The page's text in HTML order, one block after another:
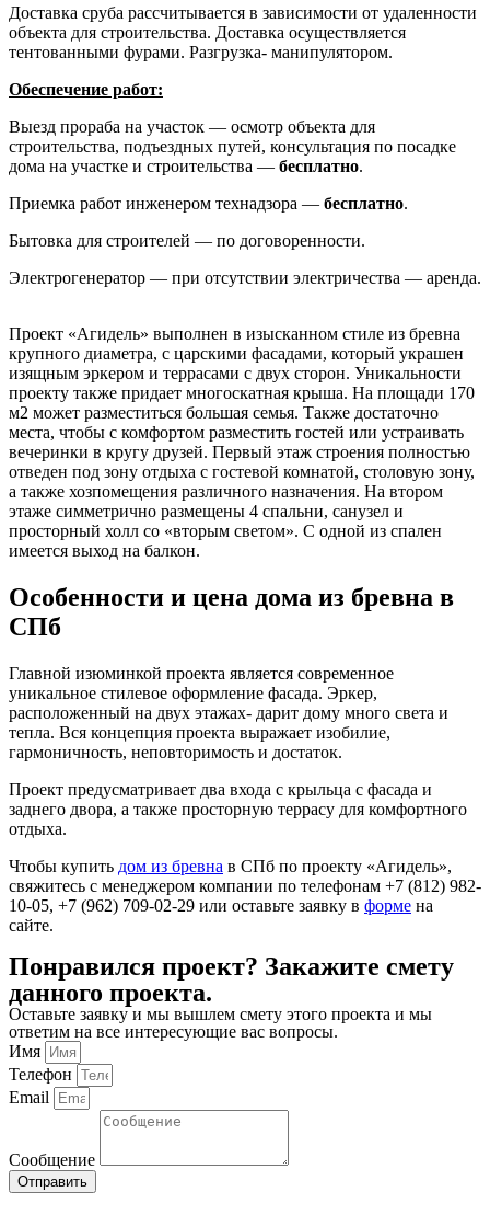
Доставка сруба рассчитывается в зависимости от удаленности
объекта для строительства. Доставка осуществляется
тентованными фурами. Разгрузка- манипулятором.
Обеспечение работ:
Выезд прораба на участок — осмотр объекта для
строительства, подъездных путей, консультация по посадке
дома на участке и строительства — бесплатно.
Приемка работ инженером технадзора — бесплатно.
Бытовка для строителей — по договоренности.
Электрогенератор — при отсутствии электричества — аренда.
Проект «Агидель» выполнен в изысканном стиле из бревна
крупного диаметра, с царскими фасадами, который украшен
изящным эркером и террасами с двух сторон. Уникальности
проекту также придает многоскатная крыша. На площади 170
м2 может разместиться большая семья. Также достаточно
места, чтобы с комфортом разместить гостей или устраивать
вечеринки в кругу друзей. Первый этаж строения полностью
отведен под зону отдыха с гостевой комнатой, столовую зону,
а также хозпомещения различного назначения. На втором
этаже симметрично размещены 4 спальни, санузел и
просторный холл со «вторым светом». С одной из спален
имеется выход на балкон.
Особенности и цена дома из бревна в
СПб
Главной изюминкой проекта является современное
уникальное стилевое оформление фасада. Эркер,
расположенный на двух этажах- дарит дому много света и
тепла. Вся концепция проекта выражает изобилие,
гармоничность, неповторимость и достаток.
Проект предусматривает два входа с крыльца с фасада и
заднего двора, а также просторную террасу для комфортного
отдыха.
Чтобы купить дом из бревна в СПб по проекту «Агидель»,
свяжитесь с менеджером компании по телефонам +7 (812) 982-
10-05, +7 (962) 709-02-29 или оставьте заявку в форме на
сайте.
Понравился проект? Закажите смету
данного проекта.
Оставьте заявку и мы вышлем смету этого проекта и мы
ответим на все интересующие вас вопросы.
Имя
Телефон
Email
Сообщение
Отправить